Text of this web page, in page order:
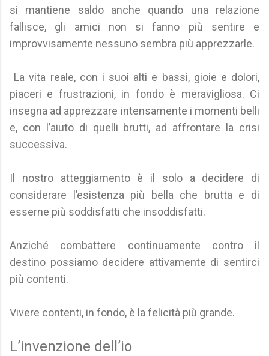
si mantiene saldo anche quando una relazione
fallisce, gli amici non si fanno più sentire e
improvvisamente nessuno sembra più apprezzarle.
La vita reale, con i suoi alti e bassi, gioie e dolori,
piaceri e frustrazioni, in fondo è meravigliosa. Ci
insegna ad apprezzare intensamente i momenti belli
e, con l’aiuto di quelli brutti, ad affrontare la crisi
successiva.
Il nostro atteggiamento è il solo a decidere di
considerare l’esistenza più bella che brutta e di
esserne più soddisfatti che insoddisfatti.
Anziché combattere continuamente contro il
destino possiamo decidere attivamente di sentirci
più contenti.
Vivere contenti, in fondo, è la felicità più grande.
L’invenzione dell’io